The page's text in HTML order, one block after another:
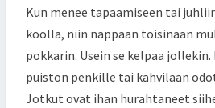
Kun menee tapaamiseen tai
koolla, niin nappaan toisinaan
pokkarin. Usein se kelpaa
puiston penkille tai kahvilaan
Jotkut ovat ihan hurahtaneet